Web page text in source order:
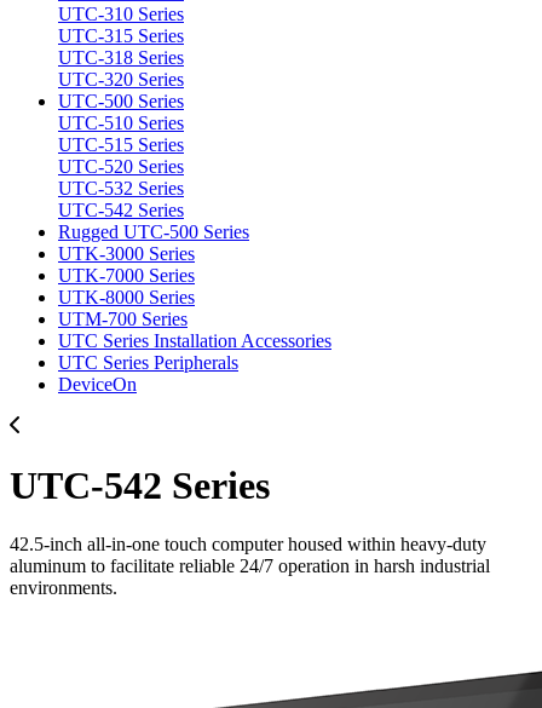
UTC-310 Series
UTC-315 Series
UTC-318 Series
UTC-320 Series
UTC-500 Series
UTC-510 Series
UTC-515 Series
UTC-520 Series
UTC-532 Series
UTC-542 Series
Rugged UTC-500 Series
UTK-3000 Series
UTK-7000 Series
UTK-8000 Series
UTM-700 Series
UTC Series Installation Accessories
UTC Series Peripherals
DeviceOn
UTC-542 Series
42.5-inch all-in-one touch computer housed within heavy-duty
aluminum to facilitate reliable 24/7 operation in harsh industrial
environments.